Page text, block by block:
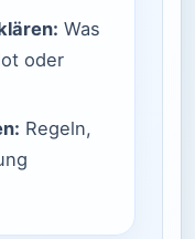
Was
oder
Regeln,